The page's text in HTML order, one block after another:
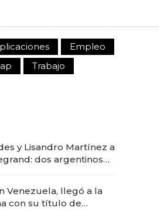
Empleo
Trabajo
y Lisandro Martínez a
dos argentinos
Venezuela, llegó a la
con su título de